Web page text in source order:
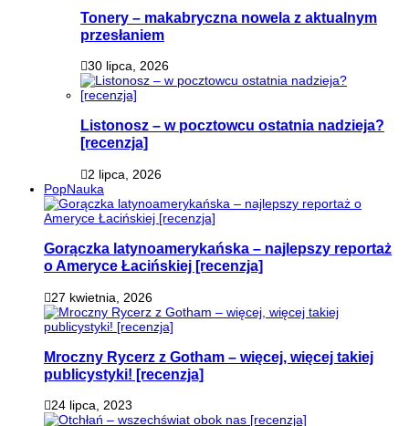
Tonery – makabryczna nowela z aktualnym
przesłaniem
30 lipca, 2026
Listonosz – w pocztowcu ostatnia nadzieja?
[recenzja]
2 lipca, 2026
PopNauka
Gorączka latynoamerykańska – najlepszy reportaż
o Ameryce Łacińskiej [recenzja]
27 kwietnia, 2026
Mroczny Rycerz z Gotham – więcej, więcej takiej
publicystyki! [recenzja]
24 lipca, 2023